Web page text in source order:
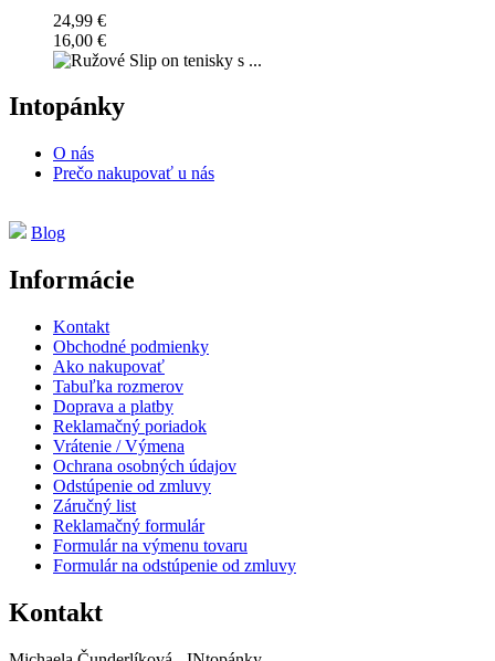
24,99 €
16,00 €
Intopánky
O nás
Prečo nakupovať u nás
Blog
Informácie
Kontakt
Obchodné podmienky
Ako nakupovať
Tabuľka rozmerov
Doprava a platby
Reklamačný poriadok
Vrátenie / Výmena
Ochrana osobných údajov
Odstúpenie od zmluvy
Záručný list
Reklamačný formulár
Formulár na výmenu tovaru
Formulár na odstúpenie od zmluvy
Kontakt